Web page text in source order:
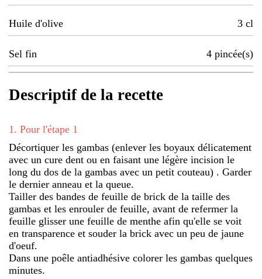
Huile d'olive 3 cl
Sel fin 4 pincée(s)
Descriptif de la recette
1 . Pour l'étape 1
Décortiquer les gambas (enlever les boyaux délicatement
avec un cure dent ou en faisant une légère incision le
long du dos de la gambas avec un petit couteau) . Garder
le dernier anneau et la queue.
Tailler des bandes de feuille de brick de la taille des
gambas et les enrouler de feuille, avant de refermer la
feuille glisser une feuille de menthe afin qu'elle se voit
en transparence et souder la brick avec un peu de jaune
d'oeuf.
Dans une poêle antiadhésive colorer les gambas quelques
minutes.